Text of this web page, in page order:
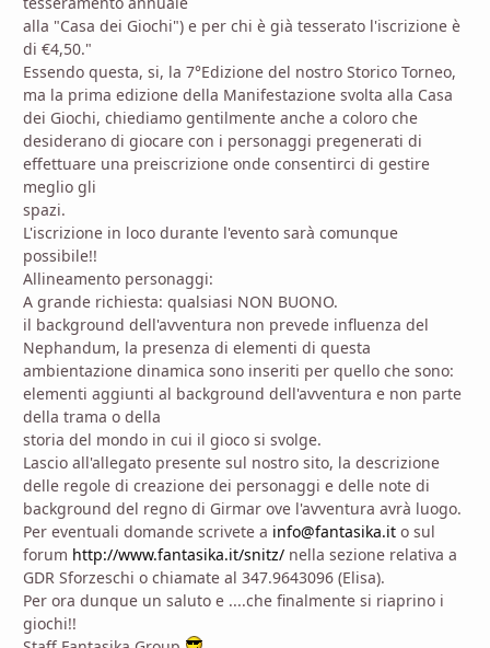
alla "Casa dei Giochi") e per chi è già tesserato l'iscrizione è
di €4,50."
Essendo questa, si, la 7°Edizione del nostro Storico Torneo,
ma la prima edizione della Manifestazione svolta alla Casa
dei Giochi, chiediamo gentilmente anche a coloro che
desiderano di giocare con i personaggi pregenerati di
effettuare una preiscrizione onde consentirci di gestire
meglio gli
spazi.
L'iscrizione in loco durante l'evento sarà comunque
possibile!!
Allineamento personaggi:
A grande richiesta: qualsiasi NON BUONO.
il background dell'avventura non prevede influenza del
Nephandum, la presenza di elementi di questa
ambientazione dinamica sono inseriti per quello che sono:
elementi aggiunti al background dell'avventura e non parte
della trama o della
storia del mondo in cui il gioco si svolge.
Lascio all'allegato presente sul nostro sito, la descrizione
delle regole di creazione dei personaggi e delle note di
background del regno di Girmar ove l'avventura avrà luogo.
Per eventuali domande scrivete a info@fantasika.it o sul
forum http://www.fantasika.it/snitz/ nella sezione relativa a
GDR Sforzeschi o chiamate al 347.9643096 (Elisa).
Per ora dunque un saluto e ....che finalmente si riaprino i
giochi!!